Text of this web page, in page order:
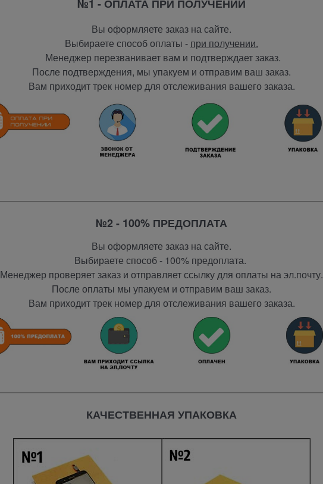
№1 - ОПЛАТА ПРИ ПОЛУЧЕНИИ
Вы оформляете заказ на сайте.
Выбираете способ оплаты - при получении.
Менеджер перезванивает вам и подтверждает заказ.
После подтверждения, мы упакуем и отправим ваш заказ.
Вам приходит трек номер для отслеживания вашего заказа.
№2 - 100% ПРЕДОПЛАТА
Вы оформляете заказ на сайте.
Выбираете способ - 100% предоплата.
Менеджер проверяет заказ и отправляет ссылку для оплаты на эл.почту.
После оплаты мы упакуем и отправим ваш заказ.
Вам приходит трек номер для отслеживания вашего заказа.
КАЧЕСТВЕННАЯ УПАКОВКА